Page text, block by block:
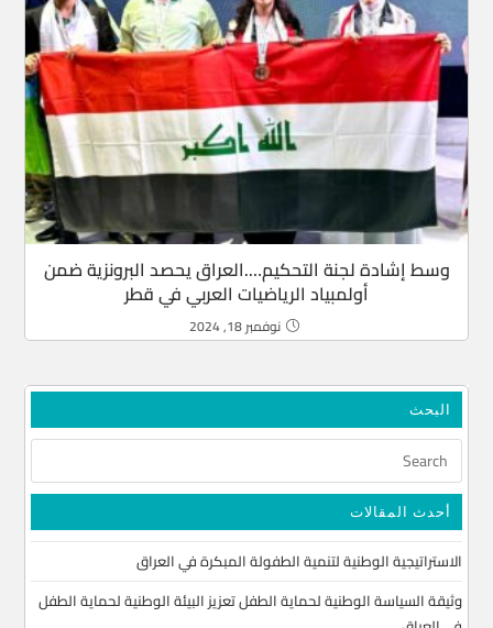
وسط إشادة لجنة التحكيم….العراق يحصد البرونزية ضمن
أولمبياد الرياضيات العربي في قطر
نوفمبر 18, 2024
البحث
أحدث المقالات
الاستراتيجية الوطنية لتنمية الطفولة المبكرة في العراق
وثيقة السياسة الوطنية لحماية الطفل تعزيز البيئة الوطنية لحماية الطفل